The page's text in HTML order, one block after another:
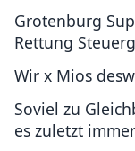
Grotenburg
Rettung
Wir x Mios
Soviel zu
es zuletzt